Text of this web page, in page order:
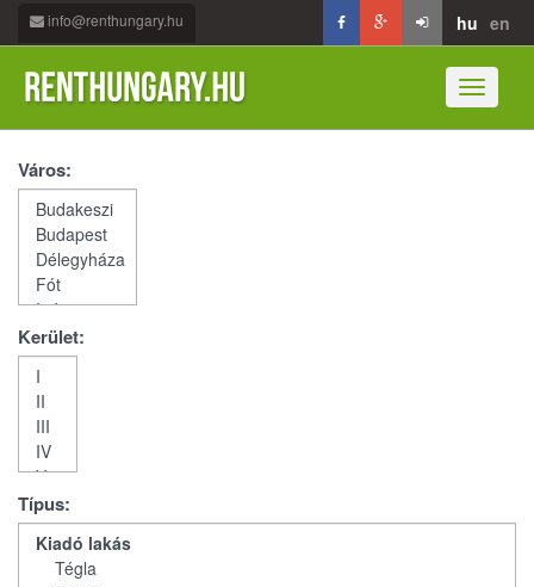
info@renthungary.hu en
hu
Toggle
Város:
Kerület:
Típus: